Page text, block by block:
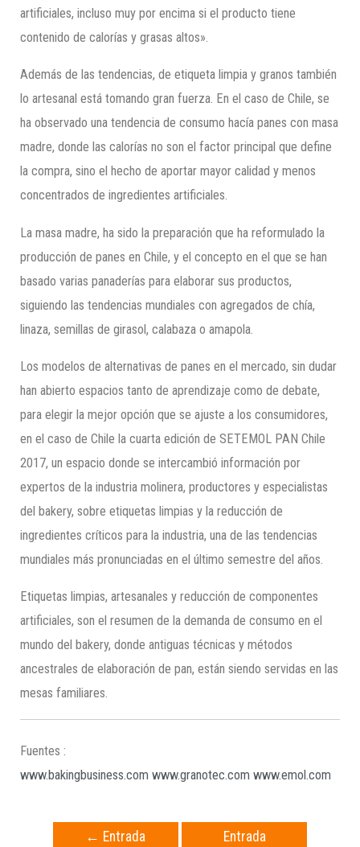
artificiales, incluso muy por encima si el producto tiene
contenido de calorías y grasas altos».
Además de las tendencias, de etiqueta limpia y granos también
lo artesanal está tomando gran fuerza. En el caso de Chile, se
ha observado una tendencia de consumo hacía panes con masa
madre, donde las calorías no son el factor principal que define
la compra, sino el hecho de aportar mayor calidad y menos
concentrados de ingredientes artificiales.
La masa madre, ha sido la preparación que ha reformulado la
producción de panes en Chile, y el concepto en el que se han
basado varias panaderías para elaborar sus productos,
siguiendo las tendencias mundiales con agregados de chía,
linaza, semillas de girasol, calabaza o amapola.
Los modelos de alternativas de panes en el mercado, sin dudar
han abierto espacios tanto de aprendizaje como de debate,
para elegir la mejor opción que se ajuste a los consumidores,
en el caso de Chile la cuarta edición de SETEMOL PAN Chile
2017, un espacio donde se intercambió información por
expertos de la industria molinera, productores y especialistas
del bakery, sobre etiquetas limpias y la reducción de
ingredientes críticos para la industria, una de las tendencias
mundiales más pronunciadas en el último semestre del años.
Etiquetas limpias, artesanales y reducción de componentes
artificiales, son el resumen de la demanda de consumo en el
mundo del bakery, donde antiguas técnicas y métodos
ancestrales de elaboración de pan, están siendo servidas en las
mesas familiares.
Fuentes :
www.bakingbusiness.com www.granotec.com www.emol.com
← Entrada Entrada